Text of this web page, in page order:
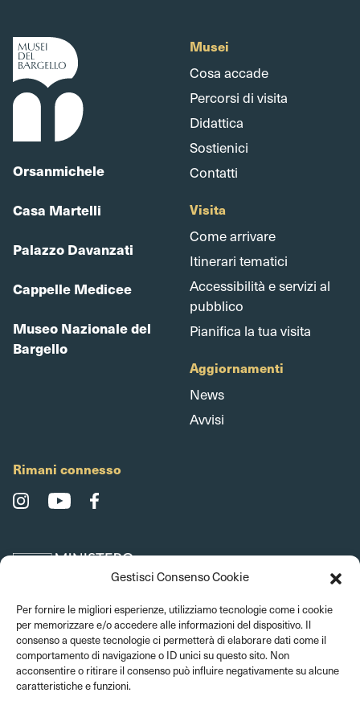
Gestisci Consenso Cookie
Per fornire le migliori esperienze, utilizziamo tecnologie come i cookie
per memorizzare e/o accedere alle informazioni del dispositivo. Il
consenso a queste tecnologie ci permetterà di elaborare dati come il
comportamento di navigazione o ID unici su questo sito. Non
acconsentire o ritirare il consenso può influire negativamente su alcune
caratteristiche e funzioni.
Orsanmichele
Casa Martelli
Palazzo Davanzati
Cappelle Medicee
Museo Nazionale del
Bargello
Musei
Cosa accade
Percorsi di visita
Didattica
Sostienici
Contatti
Visita
Come arrivare
Itinerari tematici
Accessibilità e servizi al
pubblico
Pianifica la tua visita
Aggiornamenti
News
Avvisi
Rimani connesso